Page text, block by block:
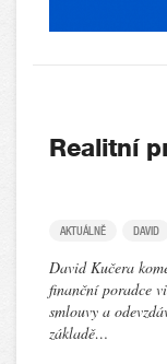
Realitní
AKTUÁLNĚ DAVID
David Kučera
finanční poradce
smlouvy a
základě…